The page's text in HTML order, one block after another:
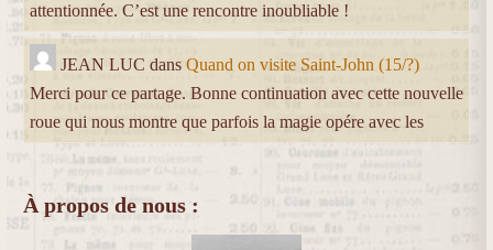
attentionnée. C’est une rencontre inoubliable !
JEAN LUC dans Quand on visite Saint-John (15/?)
Merci pour ce partage. Bonne continuation avec cette nouvelle
roue qui nous montre que parfois la magie opére avec les
À propos de nous :